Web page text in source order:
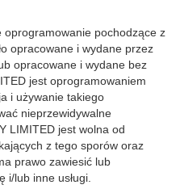
pochodzące z
opracowane i wydane przez
opracowane i wydane bez
jest oprogramowaniem
i używanie takiego
nieprzewidywalne
LIMITED jest wolna od
z tego sporów oraz
prawo zawiesić lub
i/lub inne usługi.